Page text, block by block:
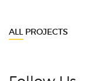
ALL PROJECTS